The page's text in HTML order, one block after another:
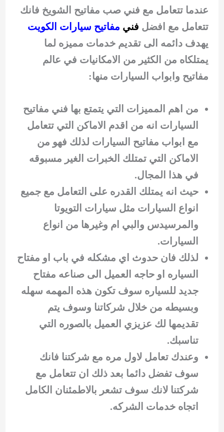
عندما تتعامل مع فني صب مفاتيح الشويخ فانك
تتعامل مع افضل فني مفاتيح سيارات الكويت
يهدف دائمه الى تقديم خدمات مميزه لما
يمتلكاه من الكثير من الامكانيات في عالم
مفاتيح وابواب السيارات منها:
من اهم المميزات التي يتمتع بها فني مفاتيح
السيارات انه من اقدم الاماكن التي تتعامل
مع ابواب مفاتيح السيارات لذلك فهو من
الاماكن التي تمتلك الخبرات الغير مسبوقه
في هذا المجال.
حيث انه يمتلك القدره على التعامل مع جميع
انواع السيارات مثل سيارات التويوتا
والمرسيدس والبي ام وغيرها من انواع
السيارات.
لذلك فان حدوث اي مشكله في باب او مفتاح
السياره او حاجه العميل الى صناعه مفتاح
جديد للسياره سوف تكون هذه المهمه سهله
وبسيطه من خلال شركاتنا وسوف يتم
تقديمها لك عزيزي العميل بالصوره التي
تناسبك.
وعندك تعامل لاول مره مع شركتنا فانك
سوف تفضل دائما بعد ذلك ان تتعامل مع
شركتنا لانك سوف تشعر بالاطمئنان الكامل
اتجاه خدمات الشركه.